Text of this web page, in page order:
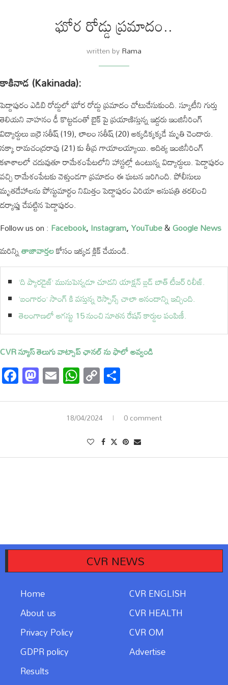
ఘోర రోడ్డు ప్రమాదం..
written byRama
కాకినాడ (Kakinada):
పెద్దాపురం ఎడిబి రోడ్డులో ఘోర రోడ్డు ప్రమాదం చోటుచేసుకుంది. స్కూటీని గుర్తు
తెలియని వాహనం ఢీ కొట్టడంతో బైక్ పై ప్రయాణిస్తున్న ఇద్దరు ఇంజినీరింగ్
విద్యార్దులు బర్రె సతీష్ (19), లాలం సతీష్ (20) అక్కడిక్కక్కడే మృతి చెందారు.
నక్కా రామచంద్రరావు (21) కు తీవ్ర గాయాలయ్యాయి. ఆదిత్య ఇంజినీరింగ్
కళాశాలలో చదువుతూ రామేశంపేటలోని హాస్టల్లో ఉంటున్న విద్యార్దులు. పెద్దాపురం
వచ్చి రామేశంపేటకు వెళ్తుండగా ప్రమాదం ఈ ఘటన జరిగింది. పోలీసులు
మృతదేహాలను పోస్టుమార్టం నిమిత్తం పెద్దాపురం ఏరియా ఆసుపత్రి తరలించి
దర్యాప్తు చేపట్టిన పెద్దాపురం.
Follow us on : Facebook,Instagram,YouTube&Google News
మరిన్నితాజావార్తలకోసం ఇక్కడ క్లిక్ చేయండి.
‘ది ప్యారడైజ్’ మునుపెన్నడూ చూడని యాక్షన్ బ్లడ్ బాత్ టీజర్ రిలీజ్.
‘బంగారం’ సాంగ్ కి వస్తున్న రెస్పాన్స్ చాలా ఆనందాన్ని ఇచ్చింది.
తెలంగాణలో ఆగస్టు 15 నుంచి నూతన రేషన్ కార్డుల పంపిణీ.
CVR న్యూస్ తెలుగు వాట్సాప్ ఛానల్ ను ఫాలో అవ్వండి
Facebook
Mastodon
EmailWhatsApp
Copy
Link
18/04/2024 0 comment
CVR NEWS
Home
CVR ENGLISH
About us
CVR HEALTH
Privacy Policy
CVR OM
GDPR policy
Advertise
Results